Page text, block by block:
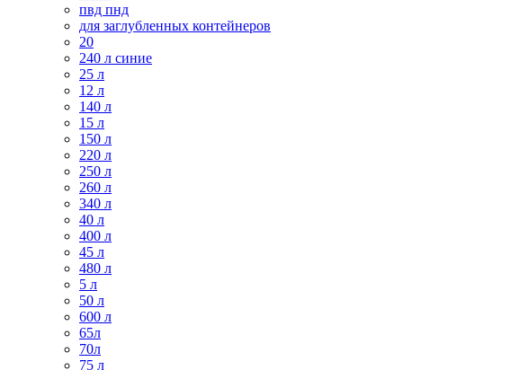
пвд пнд
для заглубленных контейнеров
20
240 л синие
25 л
12 л
140 л
15 л
150 л
220 л
250 л
260 л
340 л
40 л
400 л
45 л
480 л
5 л
50 л
600 л
65л
70л
75 л